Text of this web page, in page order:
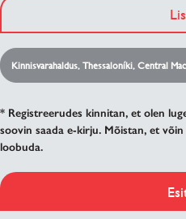
Kinnisvarahaldus, Thessaloníki, Central
* Registreerudes kinnitan, et olen
soovin saada e-kirju. Mõistan, et
loobuda.